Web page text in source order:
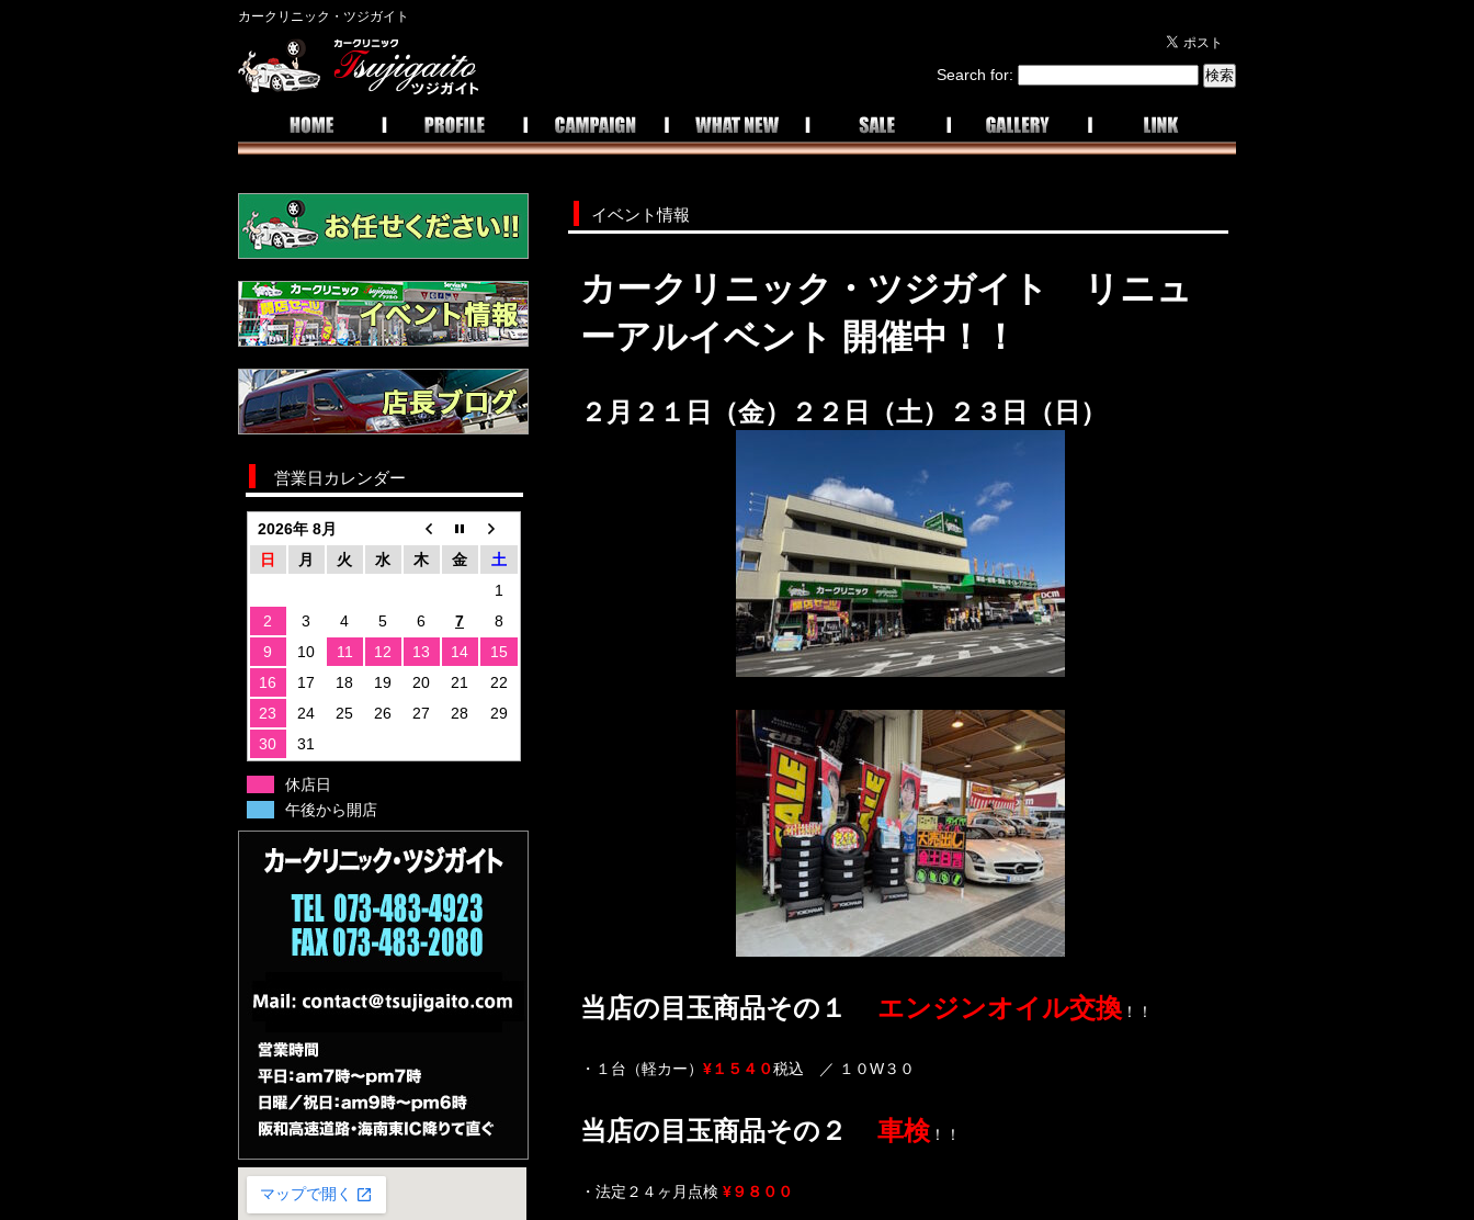
カークリニック・ツジガイト
Search for:
イベント情報
カークリニック・ツジガイト リニュ
ーアルイベント 開催中！！
２月２１日（金）２２日（土）２３日（日）
当店の目玉商品その１ エンジンオイル交換 ！！
・１台（軽カー） ¥１５４０税込 ／ １０W３０
当店の目玉商品その２ 車検 ！！
・法定２４ヶ月点検 ¥９８００
営業日カレンダー
2026年 8月
日
月 火 水 木 金
土
1
2
3 4 5 6 7
8
9
10 11 12 13 14
15
16
17 18 19 20 21
22
23
24 25 26 27 28
29
30
31
休店日
午後から開店